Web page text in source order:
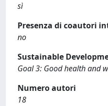
sì
Presenza di coautori
no
Sustainable
Goal 3: Good health and
Numero autori
18